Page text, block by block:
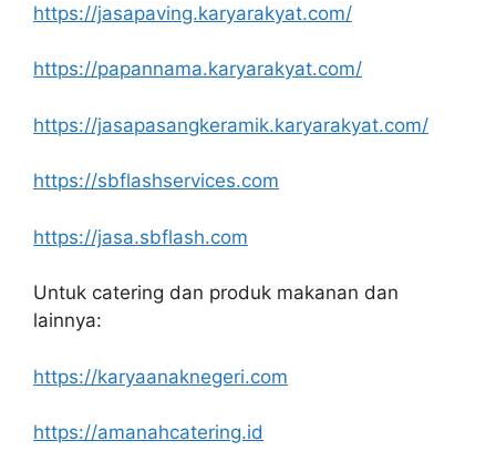
https://jasapaving.karyarakyat.com/
https://papannama.karyarakyat.com/
https://jasapasangkeramik.karyarakyat.com/
https://sbflashservices.com
https://jasa.sbflash.com
Untuk catering dan produk makanan dan
lainnya:
https://karyaanaknegeri.com
https://amanahcatering.id